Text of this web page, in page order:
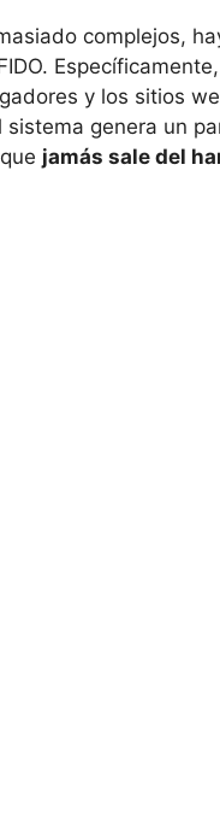
complejos,
y los sitios
sistema genera un
jamás sale del